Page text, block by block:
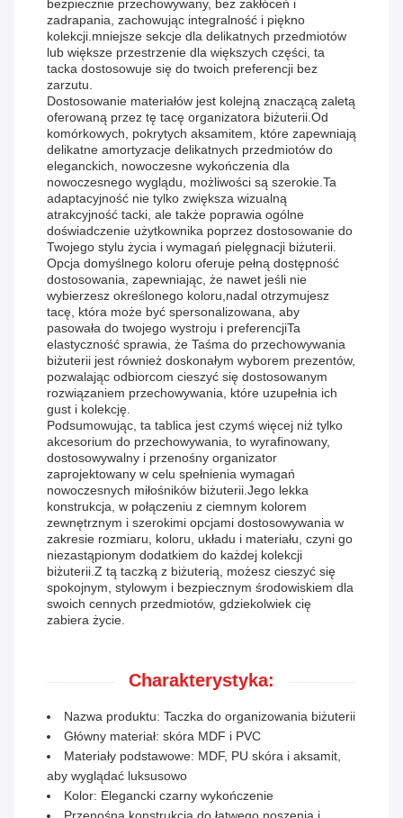
bezpiecznie przechowywany, bez zakłóceń i
zadrapania, zachowując integralność i piękno
kolekcji.mniejsze sekcje dla delikatnych przedmiotów
lub większe przestrzenie dla większych części, ta
tacka dostosowuje się do twoich preferencji bez
zarzutu.
Dostosowanie materiałów jest kolejną znaczącą zaletą
oferowaną przez tę tacę organizatora biżuterii.Od
komórkowych, pokrytych aksamitem, które zapewniają
delikatne amortyzacje delikatnych przedmiotów do
eleganckich, nowoczesne wykończenia dla
nowoczesnego wyglądu, możliwości są szerokie.Ta
adaptacyjność nie tylko zwiększa wizualną
atrakcyjność tacki, ale także poprawia ogólne
doświadczenie użytkownika poprzez dostosowanie do
Twojego stylu życia i wymagań pielęgnacji biżuterii.
Opcja domyślnego koloru oferuje pełną dostępność
dostosowania, zapewniając, że nawet jeśli nie
wybierzesz określonego koloru,nadal otrzymujesz
tacę, która może być spersonalizowana, aby
pasowała do twojego wystroju i preferencjiTa
elastyczność sprawia, że Taśma do przechowywania
biżuterii jest również doskonałym wyborem prezentów,
pozwalając odbiorcom cieszyć się dostosowanym
rozwiązaniem przechowywania, które uzupełnia ich
gust i kolekcję.
Podsumowując, ta tablica jest czymś więcej niż tylko
akcesorium do przechowywania, to wyrafinowany,
dostosowywalny i przenośny organizator
zaprojektowany w celu spełnienia wymagań
nowoczesnych miłośników biżuterii.Jego lekka
konstrukcja, w połączeniu z ciemnym kolorem
zewnętrznym i szerokimi opcjami dostosowywania w
zakresie rozmiaru, koloru, układu i materiału, czyni go
niezastąpionym dodatkiem do każdej kolekcji
biżuterii.Z tą taczką z biżuterią, możesz cieszyć się
spokojnym, stylowym i bezpiecznym środowiskiem dla
swoich cennych przedmiotów, gdziekolwiek cię
zabiera życie.
Charakterystyka:
Nazwa produktu: Taczka do organizowania biżuterii
Główny materiał: skóra MDF i PVC
Materiały podstawowe: MDF, PU skóra i aksamit,
aby wyglądać luksusowo
Kolor: Elegancki czarny wykończenie